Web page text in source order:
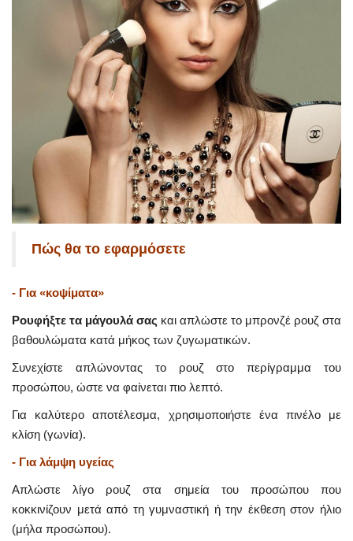
Πώς θα το εφαρμόσετε
- Για «κοψίματα»
Ρουφήξτε τα μάγουλά σας και απλώστε το μπρονζέ ρουζ στα
βαθουλώματα κατά μήκος των ζυγωματικών.
Συνεχίστε απλώνοντας το ρουζ στο περίγραμμα του
προσώπου, ώστε να φαίνεται πιο λεπτό.
Για καλύτερο αποτέλεσμα, χρησιμοποιήστε ένα πινέλο με
κλίση (γωνία).
- Για λάμψη υγείας
Απλώστε λίγο ρουζ στα σημεία του προσώπου που
κοκκινίζουν μετά από τη γυμναστική ή την έκθεση στον ήλιο
(μήλα προσώπου).